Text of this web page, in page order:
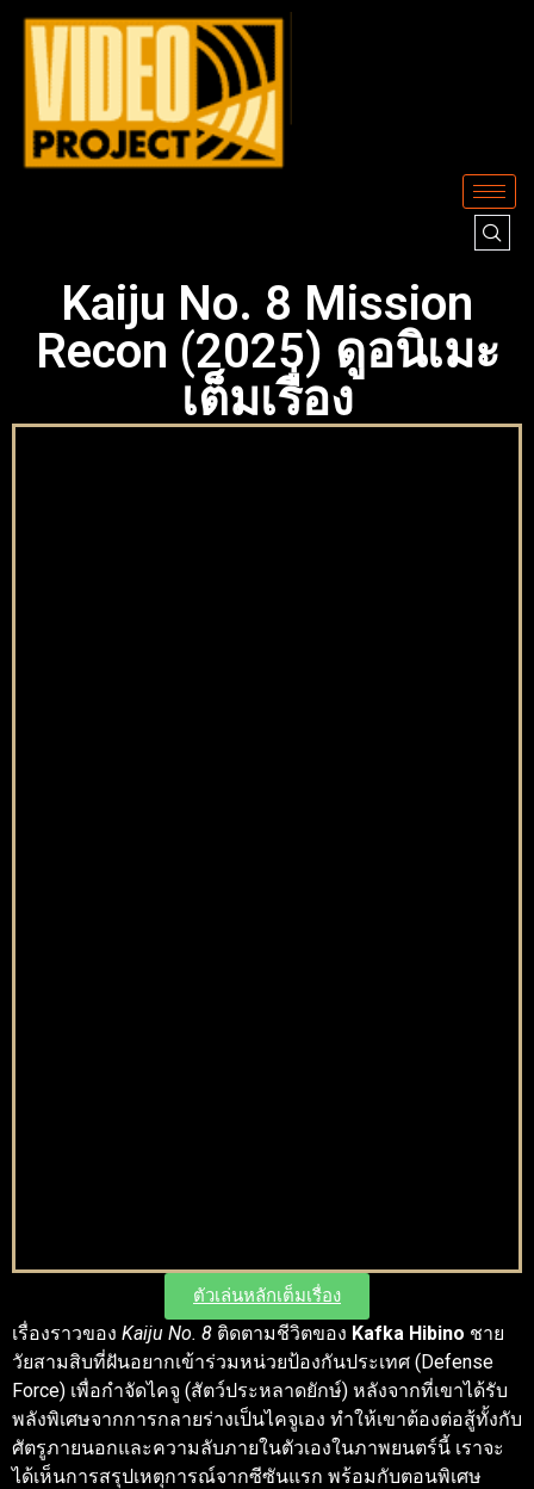
Kaiju No. 8 Mission
Recon (2025) ดูอนิเมะ
เต็มเรื่อง
ตัวเล่นหลักเต็มเรื่อง
เรื่องราวของ Kaiju No. 8 ติดตามชีวิตของ Kafka Hibino ชาย
วัยสามสิบที่ฝันอยากเข้าร่วมหน่วยป้องกันประเทศ (Defense
Force) เพื่อกำจัดไคจู (สัตว์ประหลาดยักษ์) หลังจากที่เขาได้รับ
พลังพิเศษจากการกลายร่างเป็นไคจูเอง ทำให้เขาต้องต่อสู้ทั้งกับ
ศัตรูภายนอกและความลับภายในตัวเองในภาพยนตร์นี้ เราจะ
ได้เห็นการสรุปเหตุการณ์จากซีซันแรก พร้อมกับตอนพิเศษ